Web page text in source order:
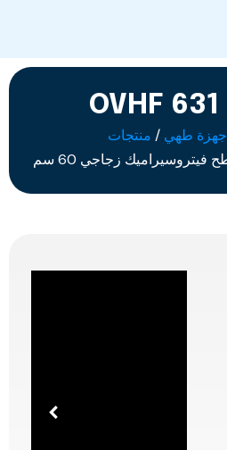
OVHF 631
طهي / منتجات
زجاجي 60 سم